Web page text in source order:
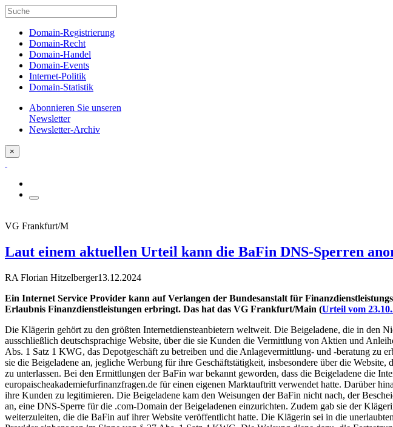
Domain-Registrierung
Domain-Recht
Domain-Handel
Domain-Events
Internet-Politik
Domain-Statistik
Abonnieren Sie unseren
Newsletter
Newsletter-Archiv
×
VG Frankfurt/M
Laut einem aktuellen Urteil kann die BaFin DNS-Sperren
RA Florian Hitzelberger13.12.2024
Ein Internet Service Provider kann auf Verlangen der Bundesanstalt für
Erlaubnis Finanzdienstleistungen erbringt. Das hat das VG Frankfurt/Main (Urteil vom
Die Klägerin gehört zu den größten Internetdiensteanbietern weltweit. Die Beigeladene, die in den
ausschließlich deutschsprachige Website, über die sie Kunden die Vermittlung von Aktien und
Abs. 1 Satz 1 KWG, das Depotgeschäft zu betreiben und die Anlagevermittlung- und -beratung
sie die Beigeladene an, jegliche Werbung für ihre Geschäftstätigkeit, insbesondere über die
zu unterlassen. Bei den Ermittlungen der BaFin war bekannt geworden, dass die Beigeladene die
europaischeakademiefurfinanzfragen.de für einen eigenen Marktauftritt verwendet hatte. Darüber
ihre Kunden zu legitimieren. Die Beigeladene kam den Weisungen der BaFin nicht nach, der
an, eine DNS-Sperre für die .com-Domain der Beigeladenen einzurichten. Zudem gab sie der
weiterzuleiten, die die BaFin auf ihrer Website veröffentlicht hatte. Die Klägerin sei in die